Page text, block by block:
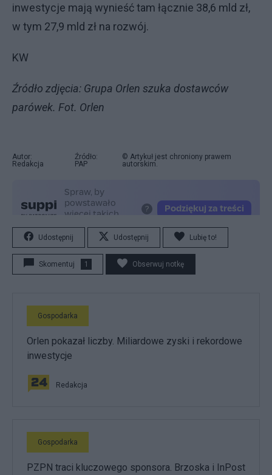
inwestycje mają wynieść tam łącznie 38,6 mld zł,
w tym 27,9 mld zł na rozwój.
KW
Źródło zdjęcia: Grupa Orlen szuka dostawców
parówek. Fot. Orlen
Autor:
Redakcja
Źródło:
PAP
© Artykuł jest chroniony prawem
autorskim.
Udostępnij Udostępnij Lubię to!
Skomentuj 1 Obserwuj notkę
Gospodarka
Orlen pokazał liczby. Miliardowe zyski i rekordowe
inwestycje
Redakcja
Gospodarka
PZPN traci kluczowego sponsora. Brzoska i InPost